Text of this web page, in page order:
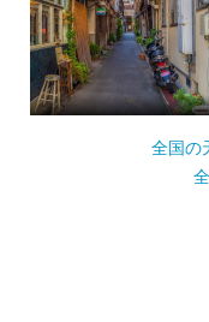
全国の